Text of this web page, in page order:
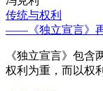
传统与权利
——《独立宣言》
《独立宣言》包
权利为重，而以权